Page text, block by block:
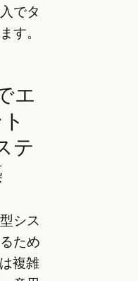
でタ
す。
エ
テ
シス
ため
複雑